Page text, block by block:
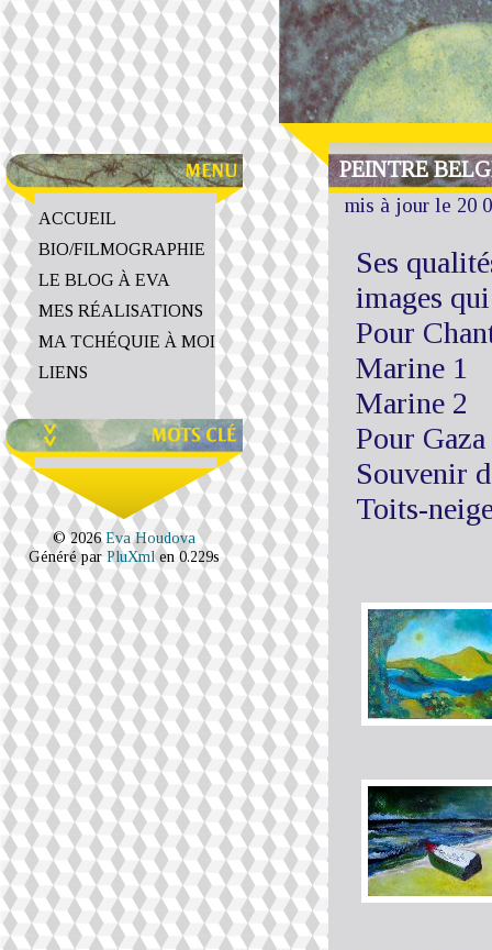
PEINTRE
mis à jour le 20
Ses
images
Pour
Marine 1
Marine 2
Pour Gaza
Souvenir
Toits-
ACCUEIL
BIO/FILMOGRAPHIE
LE BLOG À EVA
MES RÉALISATIONS
MA TCHÉQUIE À MOI
LIENS
© 2026Eva Houdova
Généré par PluXmlen 0.229s